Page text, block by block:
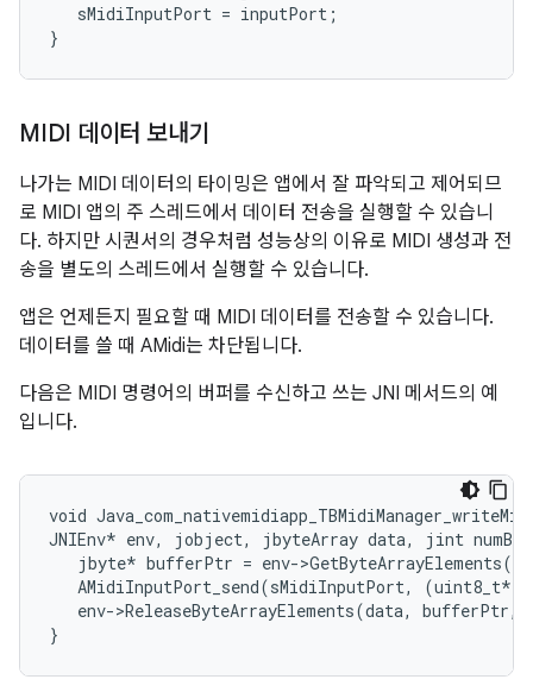
   sMidiInputPort = inputPort;
MIDI 데이터 보내기
나가는 MIDI 데이터의 타이밍은 앱에서 잘 파악되고 제어되므
로 MIDI 앱의 주 스레드에서 데이터 전송을 실행할 수 있습니
다. 하지만 시퀀서의 경우처럼 성능상의 이유로 MIDI 생성과 전
송을 별도의 스레드에서 실행할 수 있습니다.
앱은 언제든지 필요할 때 MIDI 데이터를 전송할 수 있습니다.
데이터를 쓸 때 AMidi는 차단됩니다.
다음은 MIDI 명령어의 버퍼를 수신하고 쓰는 JNI 메서드의 예
입니다.
void
JNIEnv* env, jobject, jbyteArray data, jint
jbyte* bufferPtr = env-
AMidiInputPort_send(sMidiInputPort,
env->ReleaseByteArrayElements(data, bufferPtr,